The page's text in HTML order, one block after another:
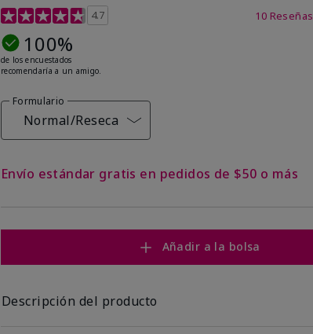
Calificación de clientes de 5 de 5
4.7 10 Reseñas
100%
de los encuestados
recomendaría a un amigo.
Formulario
Normal/Reseca
Envío estándar gratis en pedidos de $50 o más
Añadir a la bolsa
Descripción del producto